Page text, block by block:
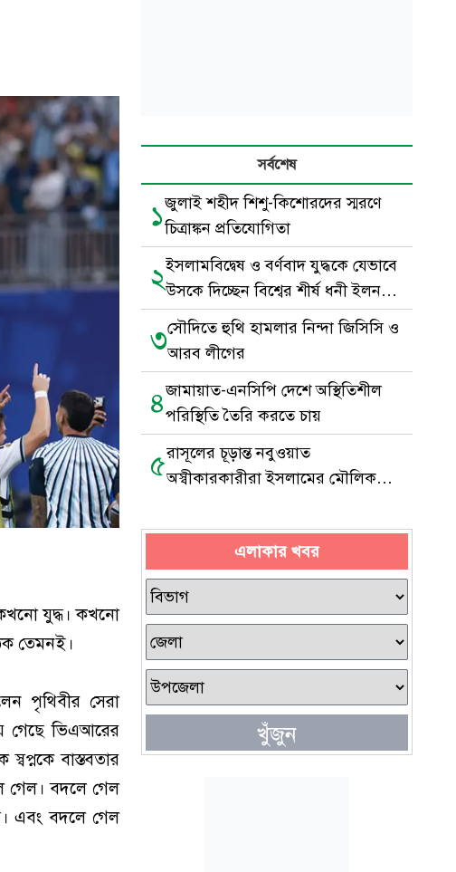
যুদ্ধ। কখনো
তেমনই।
পৃথিবীর সেরা
গেছে ভিএআরের
বাস্তবতার
গেল। বদলে গেল
এবং বদলে গেল
সর্বশেষ
১জুলাই শহীদ শিশু-কিশোরদের স্মরণে
চিত্রাঙ্কন প্রতিযোগিতা
২ইসলামবিদ্বেষ ও বর্ণবাদ যুদ্ধকে যেভাবে
উসকে দিচ্ছেন বিশ্বের শীর্ষ ধনী ইলন
মাস্ক
৩সৌদিতে হুথি হামলার নিন্দা জিসিসি ও
আরব লীগের
৪জামায়াত-এনসিপি দেশে অস্থিতিশীল
পরিস্থিতি তৈরি করতে চায়
৫রাসূলের চূড়ান্ত নবুওয়াত
অস্বীকারকারীরা ইসলামের মৌলিক
এলাকার খবর
খুঁজুন